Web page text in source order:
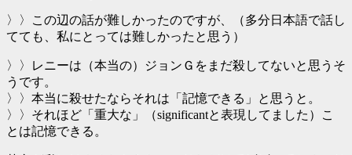
〉〉この辺の話が難しかったのですが、（多分日本語で話し
てても、私にとっては難しかったと思う）
〉〉レニーは（本当の）ジョンＧをまだ殺してないと思うそ
うです。
〉〉本当に殺せたならそれは「記憶できる」と思うと。
〉〉それほど「重大な」（significantと表現してました）こ
とは記憶できる。